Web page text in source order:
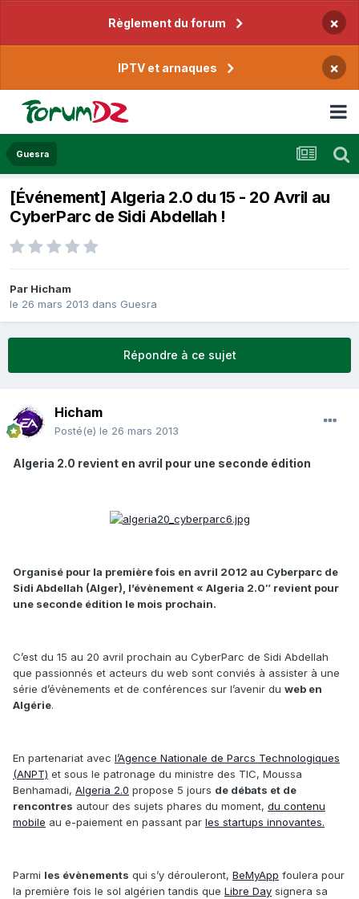
Règlement du forum ×
IPTV et arnaques ×
Guesra
[Événement] Algeria 2.0 du 15 - 20 Avril au
CyberParc de Sidi Abdellah !
Par Hicham
le 26 mars 2013 dans Guesra
Répondre à ce sujet
Hicham
Posté(e) le 26 mars 2013
Algeria 2.0 revient en avril pour une seconde édition
Organisé pour la première fois en avril 2012 au Cyberparc de
Sidi Abdellah (Alger), l’évènement « Algeria 2.0″ revient pour
une seconde édition le mois prochain.
C’est du 15 au 20 avril prochain au CyberParc de Sidi Abdellah
que passionnés et acteurs du web sont conviés à assister à une
série d’évènements et de conférences sur l’avenir du web en
Algérie.
En partenariat avec l’Agence Nationale de Parcs Technologiques
(ANPT) et sous le patronage du ministre des TIC, Moussa
Benhamadi, Algeria 2.0 propose 5 jours de débats et de
rencontres autour des sujets phares du moment, du contenu
mobile au e-paiement en passant par les startups innovantes.
Parmi les évènements qui s’y dérouleront, BeMyApp foulera pour
la première fois le sol algérien tandis que Libre Day signera sa